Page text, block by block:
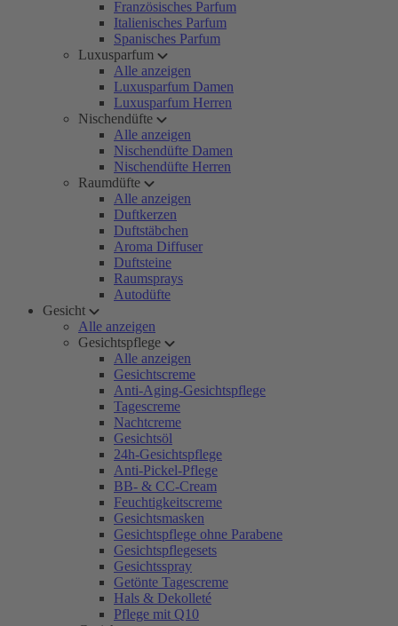
Französisches Parfum
Italienisches Parfum
Spanisches Parfum
Luxusparfum
Alle anzeigen
Luxusparfum Damen
Luxusparfum Herren
Nischendüfte
Alle anzeigen
Nischendüfte Damen
Nischendüfte Herren
Raumdüfte
Alle anzeigen
Duftkerzen
Duftstäbchen
Aroma Diffuser
Duftsteine
Raumsprays
Autodüfte
Gesicht
Alle anzeigen
Gesichtspflege
Alle anzeigen
Gesichtscreme
Anti-Aging-Gesichtspflege
Tagescreme
Nachtcreme
Gesichtsöl
24h-Gesichtspflege
Anti-Pickel-Pflege
BB- & CC-Cream
Feuchtigkeitscreme
Gesichtsmasken
Gesichtspflege ohne Parabene
Gesichtspflegesets
Gesichtsspray
Getönte Tagescreme
Hals & Dekolleté
Pflege mit Q10